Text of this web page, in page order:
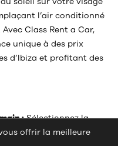
l’air conditionné
Class Rent a Car,
unique à des prix
d’Ibiza et profitant des
:Sélectionnez la
flotte de modèles
offrir la meilleure